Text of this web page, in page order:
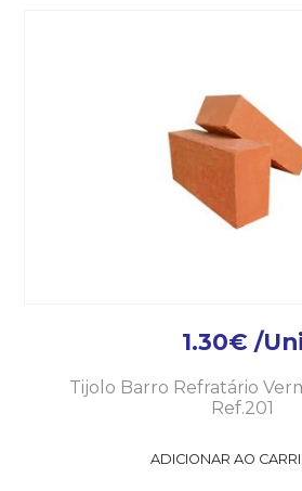
1.30€ /Uni
Tijolo Barro Refratário
Ref.201
ADICIONAR AO